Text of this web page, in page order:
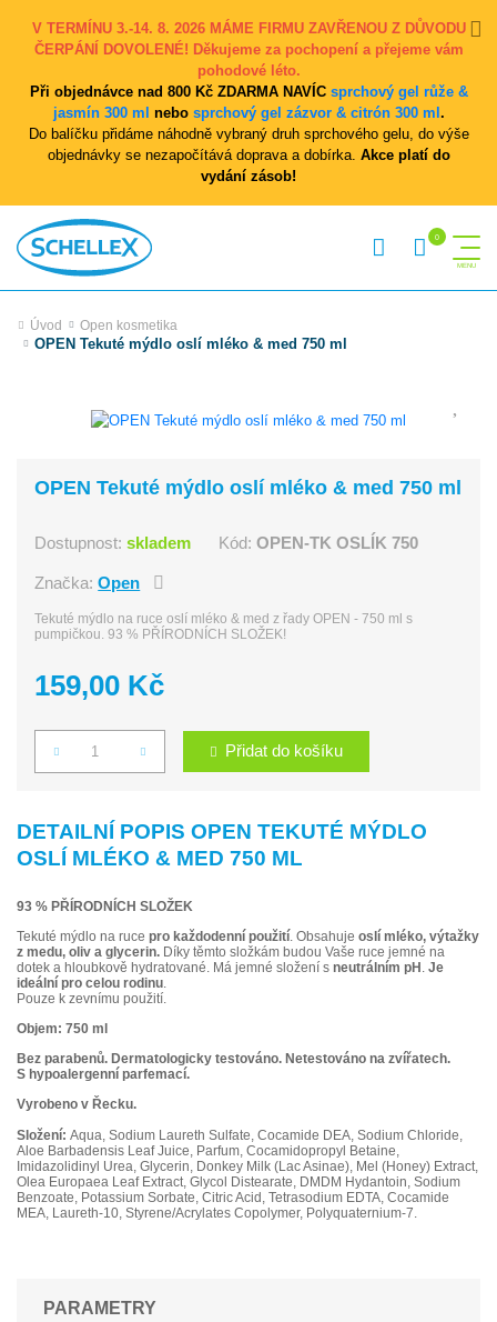
V TERMÍNU 3.-14. 8. 2026 MÁME FIRMU ZAVŘENOU Z DŮVODU
ČERPÁNÍ DOVOLENÉ! Děkujeme za pochopení a přejeme vám
pohodové léto.
Při objednávce nad 800 Kč ZDARMA NAVÍC sprchový gel růže &
jasmín 300 ml nebo sprchový gel zázvor & citrón 300 ml .
Do balíčku přidáme náhodně vybraný druh sprchového gelu, do výše
objednávky se nezapočítává doprava a dobírka. Akce platí do
vydání zásob!
Úvod Open kosmetika
OPEN Tekuté mýdlo oslí mléko & med 750 ml
OPEN Tekuté mýdlo oslí mléko & med 750 ml
Dostupnost:skladem Kód: OPEN-TK OSLÍK 750
Značka:Open
Tekuté mýdlo na ruce oslí mléko & med z řady OPEN - 750 ml s
pumpičkou. 93 % PŘÍRODNÍCH SLOŽEK!
159,00 Kč
Počet Přidat do košíku
DETAILNÍ POPIS OPEN TEKUTÉ MÝDLO
OSLÍ MLÉKO & MED 750 ML
93 % PŘÍRODNÍCH SLOŽEK
Tekuté mýdlo na ruce pro každodenní použití. Obsahuje oslí mléko, výtažky
z medu, oliv a glycerin. Díky těmto složkám budou Vaše ruce jemné na
dotek a hloubkově hydratované. Má jemné složení s neutrálním pH . Je
ideální pro celou rodinu.
Pouze k zevnímu použití.
Objem: 750 ml
Bez parabenů. Dermatologicky testováno. Netestováno na zvířatech.
S hypoalergenní parfemací.
Vyrobeno v Řecku.
Složení: Aqua, Sodium Laureth Sulfate, Cocamide DEA, Sodium Chloride,
Aloe Barbadensis Leaf Juice, Parfum, Cocamidopropyl Betaine,
Imidazolidinyl Urea, Glycerin, Donkey Milk (Lac Asinae), Mel (Honey) Extract,
Olea Europaea Leaf Extract, Glycol Distearate, DMDM Hydantoin, Sodium
Benzoate, Potassium Sorbate, Citric Acid, Tetrasodium EDTA, Cocamide
MEA, Laureth-10, Styrene/Acrylates Copolymer, Polyquaternium-7.
PARAMETRY